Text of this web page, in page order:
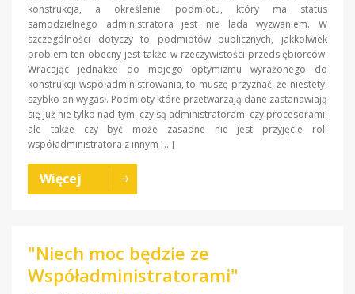
konstrukcja, a określenie podmiotu, który ma status
samodzielnego administratora jest nie lada wyzwaniem. W
szczególności dotyczy to podmiotów publicznych, jakkolwiek
problem ten obecny jest także w rzeczywistości przedsiębiorców.
Wracając jednakże do mojego optymizmu wyrażonego do
konstrukcji współadministrowania, to muszę przyznać, że niestety,
szybko on wygasł. Podmioty które przetwarzają dane zastanawiają
się już nie tylko nad tym, czy są administratorami czy procesorami,
ale także czy być może zasadne nie jest przyjęcie roli
współadministratora z innym […]
Więcej
"Niech moc będzie ze
Współadministratorami"